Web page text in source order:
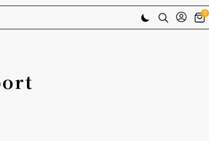
0